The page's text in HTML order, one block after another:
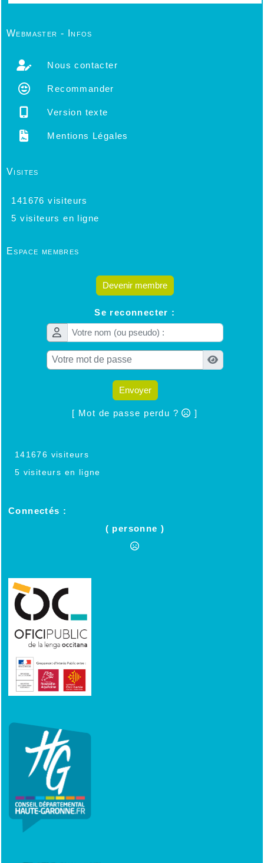
Webmaster - Infos
Nous contacter
Recommander
Version texte
Mentions Légales
Visites
141676 visiteurs
5 visiteurs en ligne
Espace membres
Devenir membre
Se reconnecter :
Envoyer
[ Mot de passe perdu ? ]
141676 visiteurs
5 visiteurs en ligne
Connectés :
( personne )